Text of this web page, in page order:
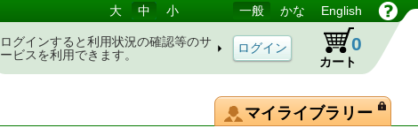
大 中 小 一般 かな English
ログインすると利用状況の確認等のサ
ービスを利用できます。
カート
0
マイライブラリー